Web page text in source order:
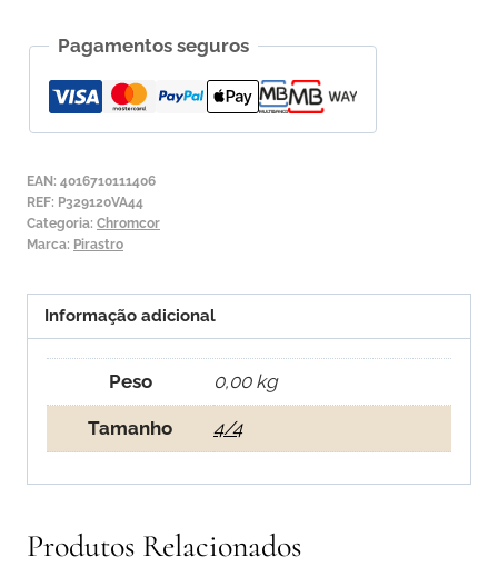
para
Viola
de
Pirastro
Chromcor
1ª
Pagamentos seguros
EAN: 4016710111406
REF: P329120VA44
Categoria: Chromcor
Marca: Pirastro
Informação adicional
Peso 0,00 kg
Tamanho 4/4
Produtos Relacionados